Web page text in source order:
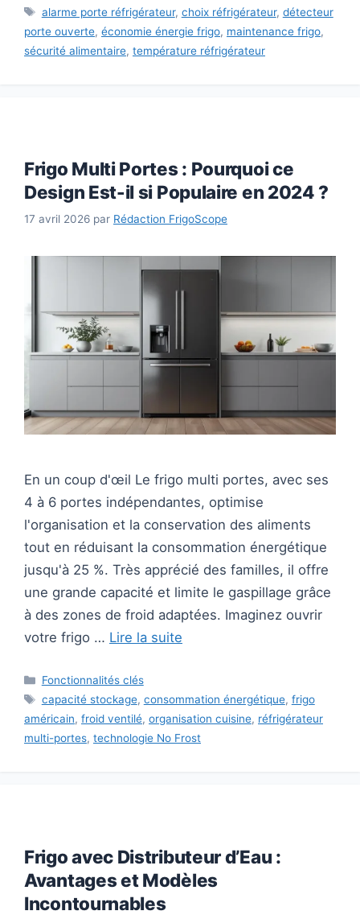
Étiquettes
alarme porte réfrigérateur, choix réfrigérateur, détecteur
porte ouverte, économie énergie frigo, maintenance frigo,
sécurité alimentaire, température réfrigérateur
Frigo Multi Portes : Pourquoi ce
Design Est-il si Populaire en 2024 ?
17 avril 2026 par Rédaction FrigoScope
En un coup d'œil Le frigo multi portes, avec ses
4 à 6 portes indépendantes, optimise
l'organisation et la conservation des aliments
tout en réduisant la consommation énergétique
jusqu'à 25 %. Très apprécié des familles, il offre
une grande capacité et limite le gaspillage grâce
à des zones de froid adaptées. Imaginez ouvrir
votre frigo … Lire la suite
Catégories
Fonctionnalités clés
Étiquettes
capacité stockage, consommation énergétique, frigo
américain, froid ventilé, organisation cuisine, réfrigérateur
multi-portes, technologie No Frost
Frigo avec Distributeur d’Eau :
Avantages et Modèles
Incontournables